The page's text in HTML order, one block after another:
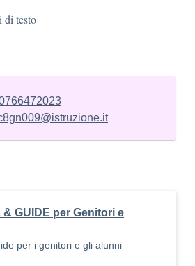
di testo
& GUIDE per Genitori e
per i genitori e gli alunni